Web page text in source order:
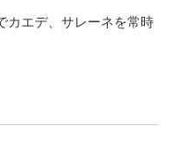
カエデ、サレーネを常時